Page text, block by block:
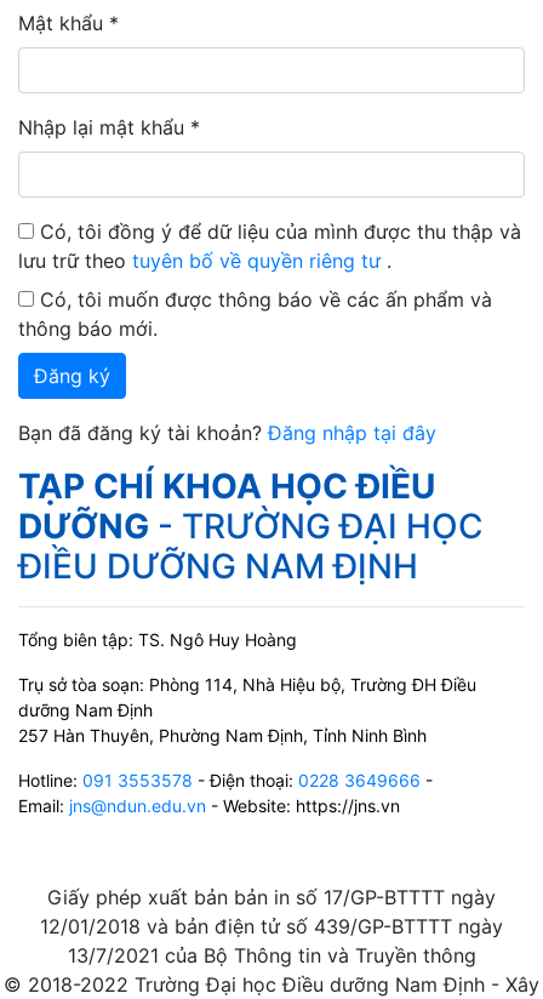
Mật khẩu *
Bắt buộc
Nhập lại mật khẩu *
Bắt buộc
lưu trữ theo tuyên bố về quyền riêng tư .
thông báo mới.
Đăng ký
Bạn đã đăng ký tài khoản?Đăng nhập tại đây
TẠP CHÍ KHOA HỌC ĐIỀU
DƯỠNG - TRƯỜNG ĐẠI HỌC
ĐIỀU DƯỠNG NAM ĐỊNH
Tổng biên tập: TS. Ngô Huy Hoàng
Trụ sở tòa soạn: Phòng 114, Nhà Hiệu bộ, Trường ĐH Điều
dưỡng Nam Định
257 Hàn Thuyên, Phường Nam Định, Tỉnh Ninh Bình
Hotline: 091 3553578 - Điện thoại: 0228 3649666 -
Email: jns@ndun.edu.vn - Website: https://jns.vn
Giấy phép xuất bản bản in số 17/GP-BTTTT ngày
12/01/2018 và bản điện tử số 439/GP-BTTTT ngày
13/7/2021 của Bộ Thông tin và Truyền thông
© 2018-2022 Trường Đại học Điều dưỡng Nam Định - Xây